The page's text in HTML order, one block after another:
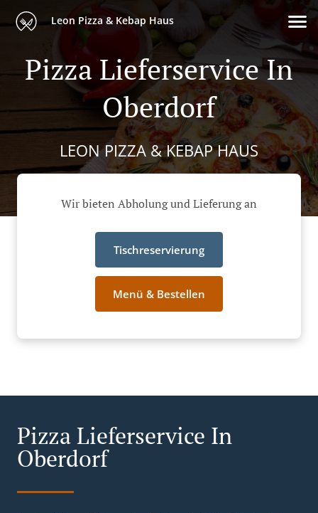
Leon Pizza & Kebap Haus
Pizza Lieferservice In
Oberdorf
LEON PIZZA & KEBAP HAUS
Wir bieten Abholung und Lieferung an
Tischreservierung
Menü & Bestellen
Pizza Lieferservice In
Oberdorf